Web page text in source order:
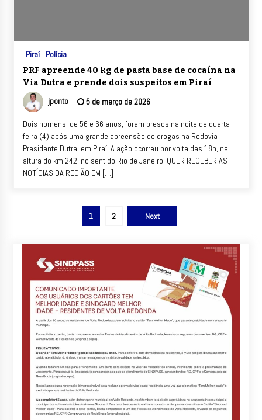
Piraí Polícia
PRF apreende 40 kg de pasta base de cocaína na
Via Dutra e prende dois suspeitos em Piraí
jponto 5 de março de 2026
Dois homens, de 56 e 66 anos, foram presos na noite de quarta-
feira (4) após uma grande apreensão de drogas na Rodovia
Presidente Dutra, em Piraí. A ação ocorreu por volta das 18h, na
altura do km 242, no sentido Rio de Janeiro. QUER RECEBER AS
NOTÍCIAS DA REGIÃO EM […]
1 2 Next